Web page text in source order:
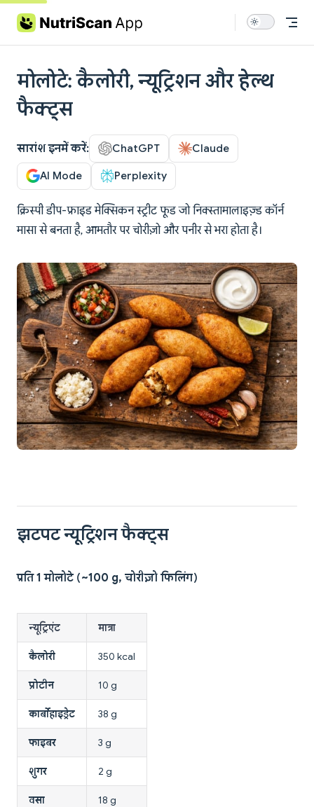
Skip to content
मोलोटे: कैलोरी, न्यूट्रिशन और हेल्थ
फैक्ट्स
सारांश इनमें करें: ChatGPT Claude
AI Mode Perplexity
क्रिस्पी डीप-फ्राइड मेक्सिकन स्ट्रीट फूड जो निक्स्तामालाइज़्ड कॉर्न
मासा से बनता है, आमतौर पर चोरीज़ो और पनीर से भरा होता है।
झटपट न्यूट्रिशन फैक्ट्स
प्रति 1 मोलोटे (~100 g, चोरीज़ो फिलिंग)
न्यूट्रिएंट मात्रा
कैलोरी 350 kcal
प्रोटीन 10 g
कार्बोहाइड्रेट 38 g
फाइबर 3 g
शुगर 2 g
वसा 18 g